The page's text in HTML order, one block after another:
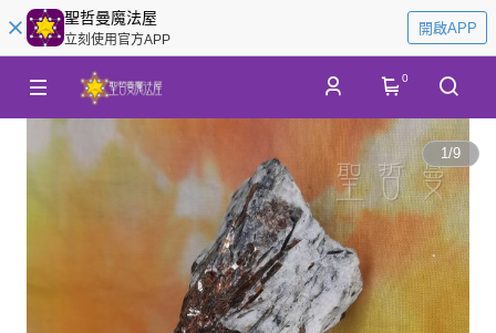
聖哲曼魔法屋
立刻使用官方APP
開啟APP
0
1/9